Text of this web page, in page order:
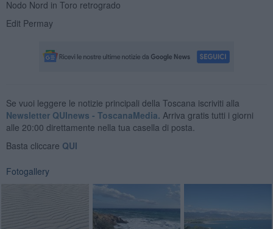
Nodo Nord in Toro retrogrado
Edit Permay
Se vuoi leggere le notizie principali della Toscana iscriviti alla
Newsletter QUInews - ToscanaMedia. Arriva gratis tutti i giorni
alle 20:00 direttamente nella tua casella di posta.
Basta cliccare QUI
Fotogallery